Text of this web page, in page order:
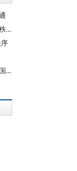
刘晓川：《晏子春秋》与中国古代伦理秩序
张作华：认真对待民法中的身份——我国身份法研究之反思